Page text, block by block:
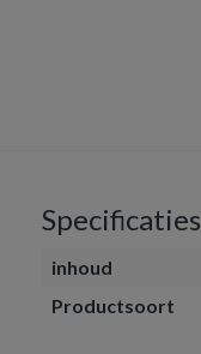
Specificaties
inhoud
Productsoort